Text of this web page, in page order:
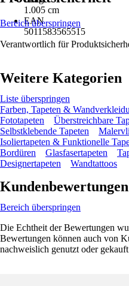
1.005 cm
EAN
5011583565515
Bereich überspringen
Verantwortlich für
Weitere Kategorien
Liste überspringen
Farben, Tapeten &
Fototapeten
Überstreichbare
Selbstklebende Tapeten
Isoliertapeten & Funktionelle
Bordüren
Glasfasertapeten
Designertapeten
Wandtattoos
Kundenbewertungen
Bereich überspringen
Die Echtheit der Bewertungen
Bewertungen können auch von
nachweislich genutzt oder